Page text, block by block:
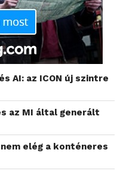
amelyek
és
megoldással
új kártevőket is. Az
évvel ezelőtt
volt, amely a
állítja meg a banki
a memória
meg, hogy a kártevők
gyártott
AI: az ICON új szintre
az MI által generált
elég a konténeres